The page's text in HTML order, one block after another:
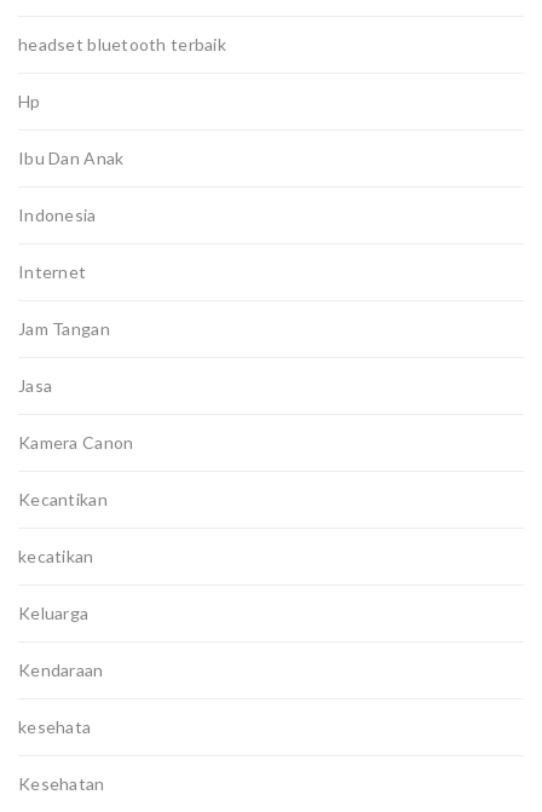
headset bluetooth terbaik
Hp
Ibu Dan Anak
Indonesia
Internet
Jam Tangan
Jasa
Kamera Canon
Kecantikan
kecatikan
Keluarga
Kendaraan
kesehata
Kesehatan